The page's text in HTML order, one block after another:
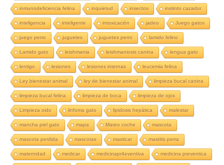
inmunodeficiencia felina inquietud insectos instinto cazador
inteligencia inteligente intoxicación jadeo Juego gatos
juego perro juguetes juguetes perro lamido felino
Lamido gato leishmania leishmaniosis canina lengua gato
lentigo lesiones lesiones internas leucemia felina
Ley bienestar animal ley de bienestar animal limpieza bucal canina
limpieza bucal felina limpieza de boca limpieza de ojos
Limpieza oido linfoma gato lipidosis hepática malestar
mancha piel gato mapa Mareo coche mascota
mascota perdida mascotas masticar mastitis perra
maternidad medicar medicinapr4eventiva medicina preventica